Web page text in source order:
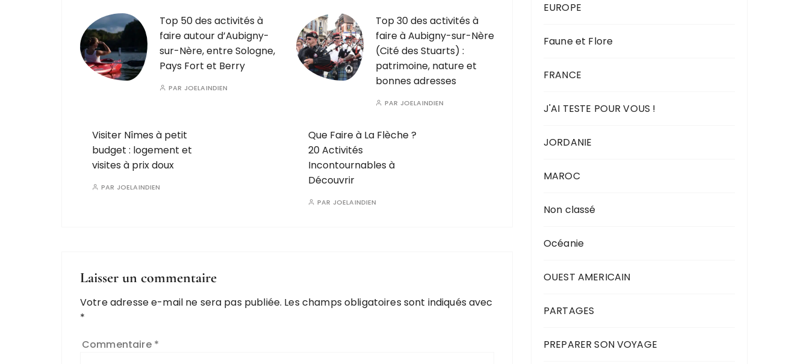
Top 50 des activités à
faire autour d’Aubigny-
sur-Nère, entre Sologne,
Pays Fort et Berry
PAR JOELAINDIEN
Top 30 des activités à
faire à Aubigny-sur-Nère
(Cité des Stuarts) :
patrimoine, nature et
bonnes adresses
PAR JOELAINDIEN
Visiter Nîmes à petit
budget : logement et
visites à prix doux
PAR JOELAINDIEN
Que Faire à La Flèche ?
20 Activités
Incontournables à
Découvrir
PAR JOELAINDIEN
Laisser un commentaire
Votre adresse e-mail ne sera pas publiée. Les champs obligatoires sont indiqués avec
*
Commentaire *
EUROPE
Faune et Flore
FRANCE
J'AI TESTE POUR VOUS !
JORDANIE
MAROC
Non classé
Océanie
OUEST AMERICAIN
PARTAGES
PREPARER SON VOYAGE